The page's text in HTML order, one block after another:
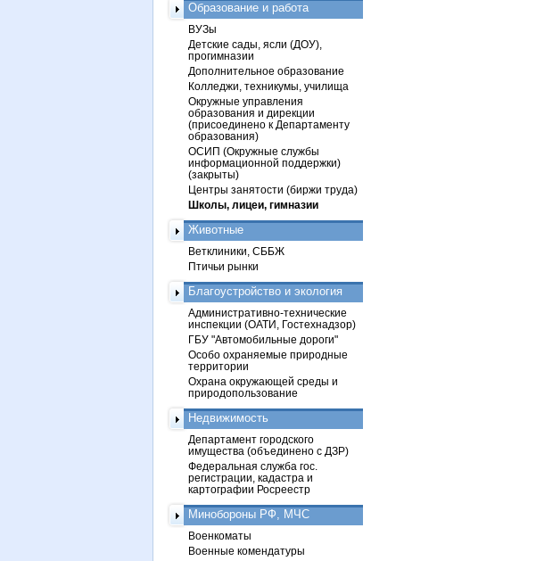
Образование и работа
ВУЗы
Детские сады, ясли (ДОУ),
прогимназии
Дополнительное образование
Колледжи, техникумы, училища
Окружные управления
образования и дирекции
(присоединено к Департаменту
образования)
ОСИП (Окружные службы
информационной поддержки)
(закрыты)
Центры занятости (биржи труда)
Школы, лицеи, гимназии
Животные
Ветклиники, СББЖ
Птичьи рынки
Благоустройство и экология
Административно-технические
инспекции (ОАТИ, Гостехнадзор)
ГБУ "Автомобильные дороги"
Особо охраняемые природные
территории
Охрана окружающей среды и
природопользование
Недвижимость
Департамент городского
имущества (объединено с ДЗР)
Федеральная служба гос.
регистрации, кадастра и
картографии Росреестр
Минобороны РФ, МЧС
Военкоматы
Военные комендатуры